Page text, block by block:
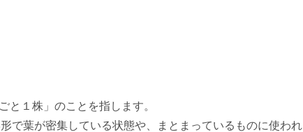
と１株」のことを指します。
で葉が密集している状態や、まとまっているものに使われ